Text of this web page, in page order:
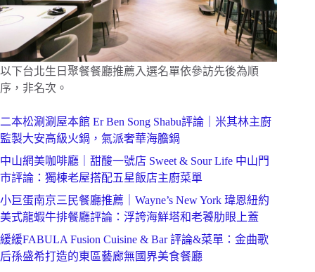
以下台北生日聚餐餐廳推薦入選名單依參訪先後為順
序，非名次。
二本松涮涮屋本館 Er Ben Song Shabu評論｜米其林主廚
監製大安高級火鍋，氣派奢華海膽鍋
中山網美咖啡廳｜甜酸一號店 Sweet & Sour Life 中山門
市評論：獨棟老屋搭配五星飯店主廚菜單
小巨蛋南京三民餐廳推薦｜Wayne’s New York 瑋恩紐約
美式龍蝦牛排餐廳評論：浮誇海鮮塔和老饕肋眼上蓋
緩緩FABULA Fusion Cuisine & Bar 評論&菜單：金曲歌
后孫盛希打造的東區藝廊無國界美食餐廳